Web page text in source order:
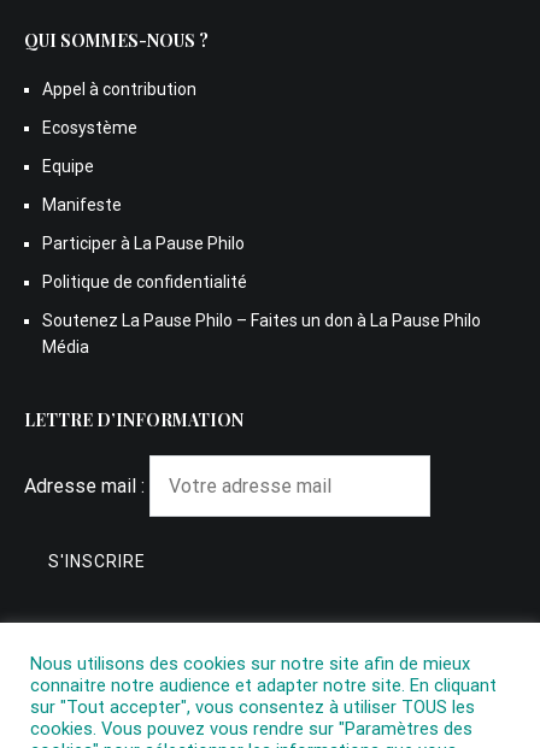
QUI SOMMES-NOUS ?
Appel à contribution
Ecosystème
Equipe
Manifeste
Participer à La Pause Philo
Politique de confidentialité
Soutenez La Pause Philo – Faites un don à La Pause Philo
Média
LETTRE D’INFORMATION
Adresse mail :
Nous utilisons des cookies sur notre site afin de mieux
connaitre notre audience et adapter notre site. En cliquant
sur "Tout accepter", vous consentez à utiliser TOUS les
cookies. Vous pouvez vous rendre sur "Paramètres des